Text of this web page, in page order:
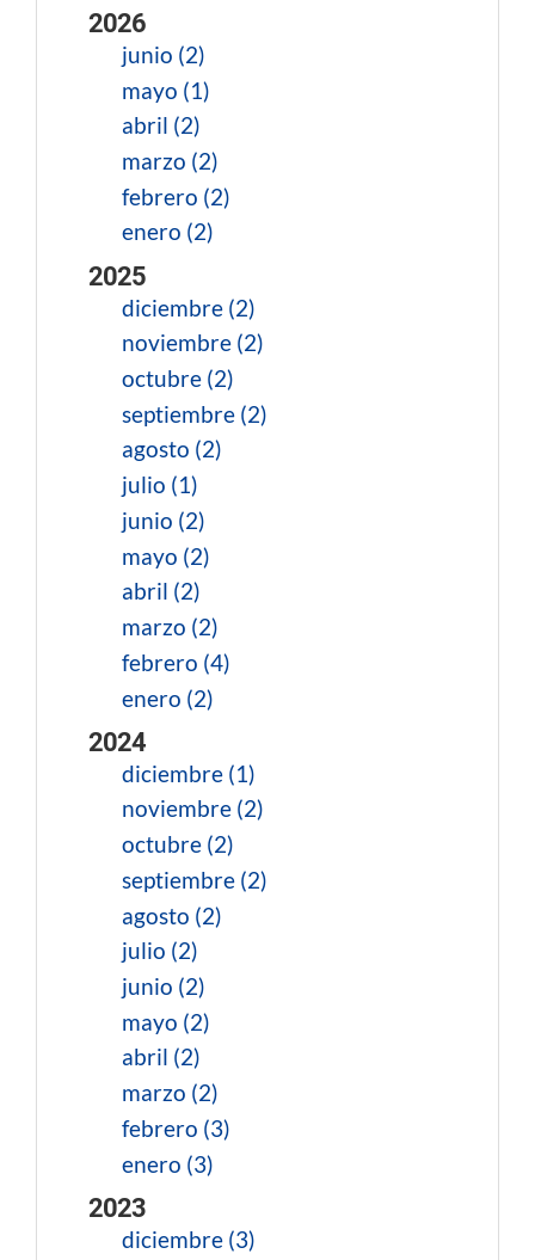
2026
junio (2)
mayo (1)
abril (2)
marzo (2)
febrero (2)
enero (2)
2025
diciembre (2)
noviembre (2)
octubre (2)
septiembre (2)
agosto (2)
julio (1)
junio (2)
mayo (2)
abril (2)
marzo (2)
febrero (4)
enero (2)
2024
diciembre (1)
noviembre (2)
octubre (2)
septiembre (2)
agosto (2)
julio (2)
junio (2)
mayo (2)
abril (2)
marzo (2)
febrero (3)
enero (3)
2023
diciembre (3)